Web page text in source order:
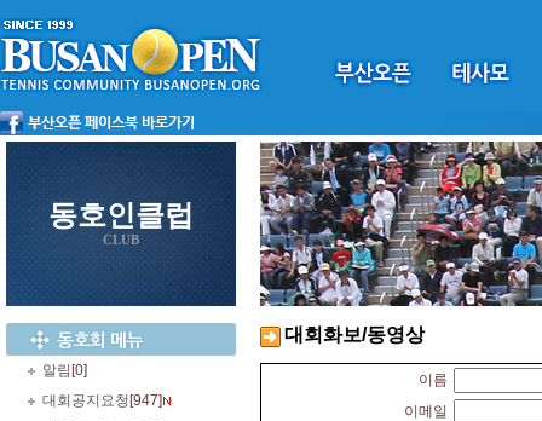
동호인클럽
CLUB
알림 [0]
대회공지요청 [947]
대회화보/동영상
이름
이메일